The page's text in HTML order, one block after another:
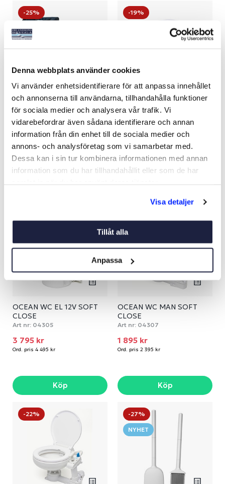
Denna webbplats använder cookies
Vi använder enhetsidentifierare för att anpassa innehållet
och annonserna till användarna, tillhandahålla funktioner
för sociala medier och analysera vår trafik. Vi
vidarebefordrar även sådana identifierare och annan
information från din enhet till de sociala medier och
annons- och analysföretag som vi samarbetar med.
Dessa kan i sin tur kombinera informationen med annan
information som du har tillhandahållit eller som de har
Visa detaljer
Tillåt alla
Anpassa
-25%
CYLINDERGRILL M VÄSKA
& TILLBEHÖR
Art nr: 04297
595 kr
Ord. pris 795 kr
-19%
ELTOALETT COMFORT 12V
SOFTCLOSE
Art nr: 04345
5 390 kr
Ord. pris 6 690 kr
OCEAN WC EL 12V SOFT
CLOSE
Art nr: 04305
3 795 kr
Ord. pris 4 495 kr
Köp
OCEAN WC MAN SOFT
CLOSE
Art nr: 04307
1 895 kr
Ord. pris 2 395 kr
Köp
-22% -27%
NYHET